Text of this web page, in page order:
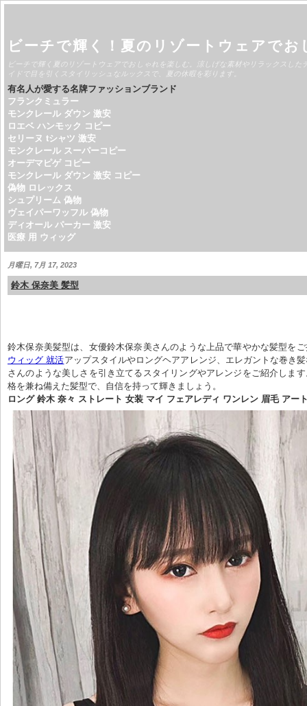
ビーチで輝く！夏のリゾートウェアでお
ビーチで輝く夏のリゾートウェアでおしゃれを楽しむ。涼しげな素材やリラックスし
イドで目を引くスタイリッシュなルックスで、夏の休暇を彩ります。
有名人が愛する名牌ファッションブランド
フランクミュラー
モンクレール ダウン 激安
ロエベ ハンモック コピー
セリーヌ tシャツ 激安
モンクレール スーパーコピー
オーデマピゲ コピー
モンクレール ダウン 激安 コピー
偽物 ロレックス
シュプリーム 偽物
ヴェイパーワッフル 偽物
ディオール パーカー 激安
医療 用 ウィッグ
月曜日, 7月 17, 2023
鈴木 保奈美 髪型
鈴木保奈美髪型は、女優鈴木保奈美さんのような上品で華やかな髪型を
ウィッグ 就活アップスタイルやロングヘアアレンジ、エレガントな巻き
さんのような美しさを引き立てるスタイリングやアレンジをご紹介しま
格を兼ね備えた髪型で、自信を持って輝きましょう。
ロング 鈴木 奈々 ストレート 女装 マイ フェアレディ ワンレン 眉毛 アー